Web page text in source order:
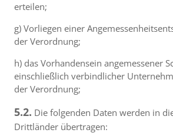
erteilen;
g) Vorliegen einer
der Verordnung;
h) das Vorhandensein angemessener
einschließlich verbindlicher
der Verordnung;
5.2. Die folgenden Daten werden in
Drittländer übertragen: